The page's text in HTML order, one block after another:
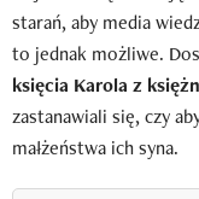
starań, aby media
to jednak możliwe.
księcia Karola z
zastanawiali się, czy
małżeństwa ich syna.